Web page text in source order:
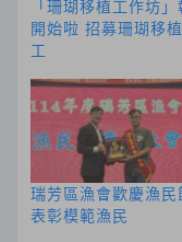
「珊瑚移植工作坊」
開始啦 招募珊瑚移
工
瑞芳區漁會歡慶漁民
表彰模範漁民